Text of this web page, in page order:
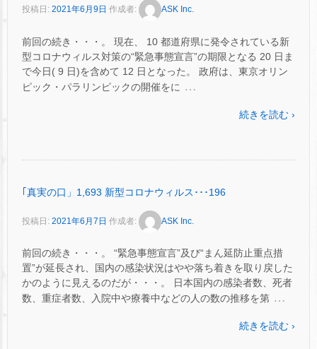
投稿日: 2021年6月9日 作成者: ASK Inc.
前回の続き・・・。 現在、 10 都道府県に発令されている新
型コロナウィルス対策の“緊急事態宣言”の期限となる 20 日ま
で今日( 9 日)を含めて 12 日となった。 政府は、東京オリン
ピック・パラリンピックの開催をに …
続きを読む ›
｢真実の口」1,693 新型コロナウィルス･･･196
投稿日: 2021年6月7日 作成者: ASK Inc.
前回の続き・・・。 “緊急事態宣言”及び“まん延防止重点措
置”が延長され、国内の感染状況はやや落ち着きを取り戻した
かのように見えるのだが・・・。 日本国内の感染者数、死者
数、重症者数、入院中や療養中などの人の数の推移を第 …
続きを読む ›